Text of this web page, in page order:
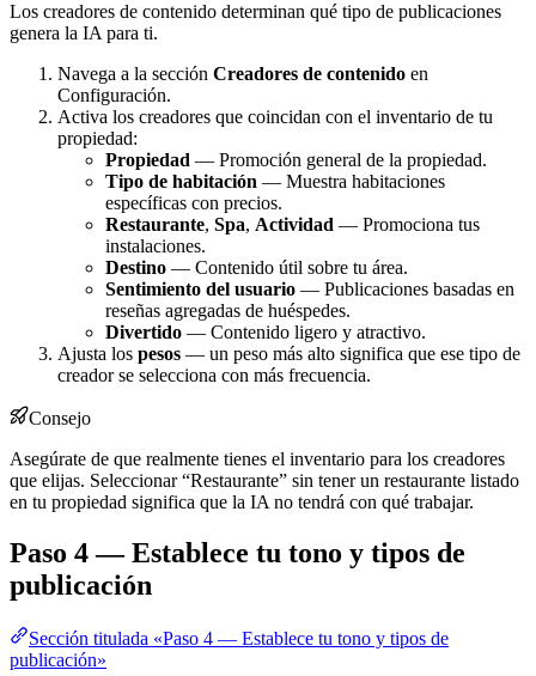
Los creadores de contenido determinan qué tipo de publicaciones
genera la IA para ti.
Navega a la sección Creadores de contenido en
Configuración.
Activa los creadores que coincidan con el inventario de tu
propiedad:
Propiedad — Promoción general de la propiedad.
Tipo de habitación — Muestra habitaciones
específicas con precios.
Restaurante, Spa, Actividad — Promociona tus
instalaciones.
Destino — Contenido útil sobre tu área.
Sentimiento del usuario — Publicaciones basadas en
reseñas agregadas de huéspedes.
Divertido — Contenido ligero y atractivo.
Ajusta los pesos — un peso más alto significa que ese tipo de
creador se selecciona con más frecuencia.
Consejo
Asegúrate de que realmente tienes el inventario para los creadores
que elijas. Seleccionar “Restaurante” sin tener un restaurante listado
en tu propiedad significa que la IA no tendrá con qué trabajar.
Paso 4 — Establece tu tono y tipos de
publicación
Sección titulada «Paso 4 — Establece tu tono y tipos de
publicación»